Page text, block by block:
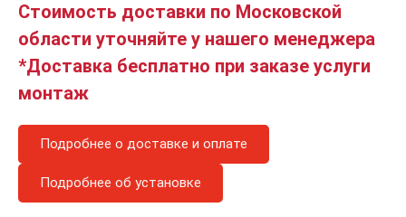
Стоимость доставки по Московской
области уточняйте у нашего менеджера
*Доставка бесплатно при заказе услуги
монтаж
Подробнее о доставке и оплате
Подробнее об установке